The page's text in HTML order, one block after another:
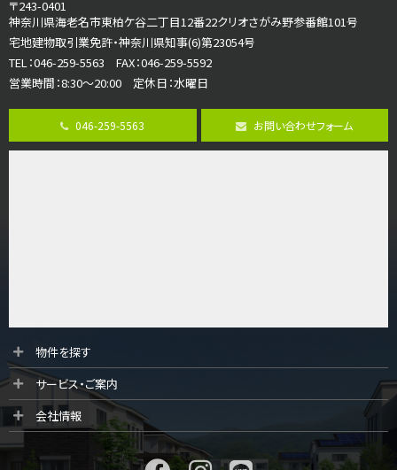
ご家族が集まるLDKは１７．５帖とゆとりある広さ…
第8位
橋本駅
バ19分・歩8分
開放感があり日当たり良好な南西・北西角地区画。 …
古淵駅
並列２台駐車可。１階はリビングと水まわりをまとめ…
〒243-0401
神奈川県海老名市東柏ケ谷二丁目12番22クリオさがみ野参番館101号
宅地建物取引業免許・神奈川県知事(6)第23054号
TEL：046-259-5563 FAX：046-259-5592
営業時間：8:30～20:00 定休日：水曜日
046-259-5563 お問い合わせフォーム
物件を探す
サービス・ご案内
会社情報